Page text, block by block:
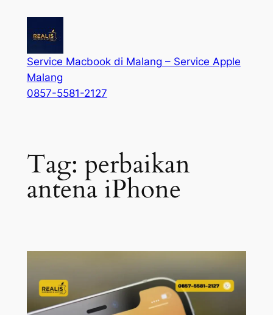
Service Macbook di Malang – Service Apple
Malang
0857-5581-2127
Tag: perbaikan
antena iPhone